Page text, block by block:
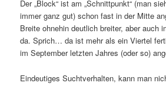
Der „Block“ ist am „Schnittpunkt“ (man
immer ganz gut) schon fast in der Mitte
Breite ohnehin deutlich breiter, aber auch
da. Sprich… da ist mehr als ein Viertel
im September letzten Jahres (oder so)
Eindeutiges Suchtverhalten, kann man